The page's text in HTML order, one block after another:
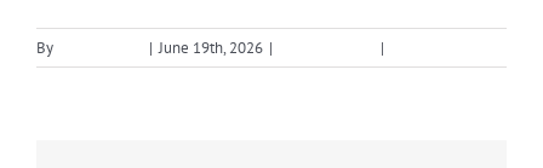
By | June 19th, 2026 | |